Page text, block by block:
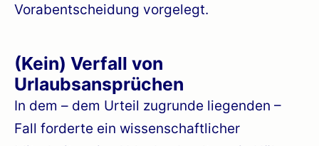
Vorabentscheidung vorgelegt.
(Kein) Verfall von
Urlaubsansprüchen
In dem – dem Urteil zugrunde liegenden –
Fall forderte ein wissenschaftlicher